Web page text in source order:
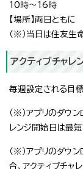
10時～16時
【場所】両日とも
（※）当日は住友生
アクティブチャレ
毎週設定される目標
（※）アプリのダウ
レンジ開始日は最
（※）アプリのダウ
合、アクティブチ